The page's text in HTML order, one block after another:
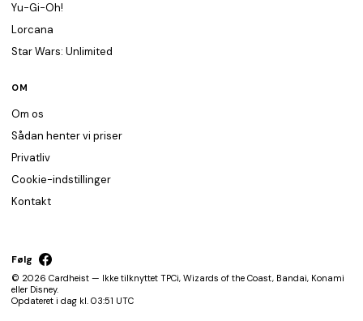
Yu-Gi-Oh!
Lorcana
Star Wars: Unlimited
OM
Om os
Sådan henter vi priser
Privatliv
Cookie-indstillinger
Kontakt
Følg
© 2026 Cardheist — Ikke tilknyttet TPCi, Wizards of the Coast, Bandai, Konami
eller Disney.
Opdateret i dag kl. 03:51 UTC